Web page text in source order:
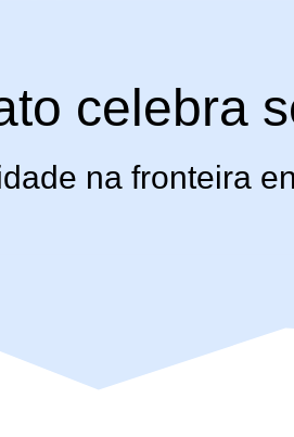
celebra
na fronteira